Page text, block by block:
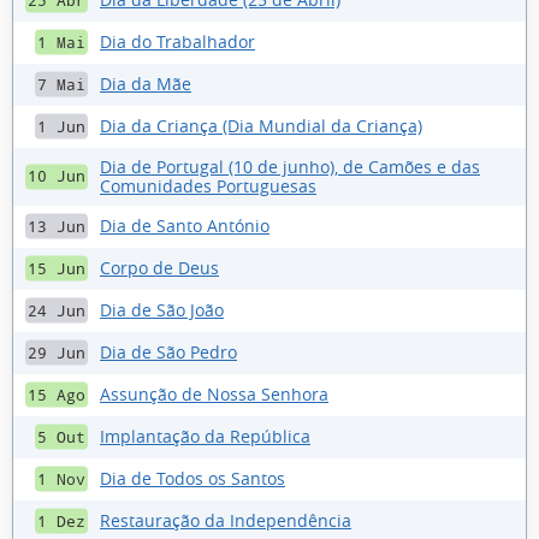
1 Mai Dia do Trabalhador
7 Mai Dia da Mãe
1 Jun Dia da Criança (Dia Mundial da Criança)
10 Jun
Dia de Portugal (10 de junho), de Camões e das
Comunidades Portuguesas
13 Jun Dia de Santo António
15 Jun Corpo de Deus
24 Jun Dia de São João
29 Jun Dia de São Pedro
15 Ago Assunção de Nossa Senhora
5 Out Implantação da República
1 Nov Dia de Todos os Santos
1 Dez Restauração da Independência